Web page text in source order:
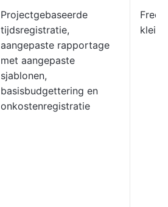
Projectgebaseerde
tijdsregistratie,
aangepaste rapportage
met aangepaste
sjablonen,
basisbudgettering en
onkostenregistratie